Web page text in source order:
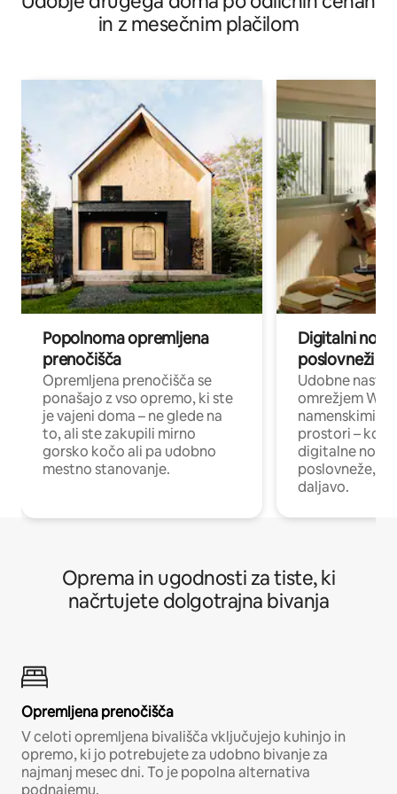
in z mesečnim plačilom
Popolnoma opremljena
prenočišča
Opremljena prenočišča se
ponašajo z vso opremo, ki ste
je vajeni doma – ne glede na
to, ali ste zakupili mirno
gorsko kočo ali pa udobno
mestno stanovanje.
Digitalni
poslovneži
Udobne
omrežjem Wi-
namenskimi
prostori – kot
digitalne
poslovneže, ki
daljavo.
Oprema in ugodnosti za tiste, ki
načrtujete dolgotrajna bivanja
Opremljena prenočišča
V celoti opremljena bivališča vključujejo kuhinjo in
opremo, ki jo potrebujete za udobno bivanje za
najmanj mesec dni. To je popolna alternativa
podnajemu.